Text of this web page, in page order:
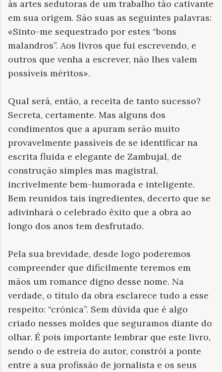
às artes sedutoras de um trabalho tão cativante
em sua origem. São suas as seguintes palavras:
«Sinto-me sequestrado por estes “bons
malandros”. Aos livros que fui escrevendo, e
outros que venha a escrever, não lhes valem
possíveis méritos».
Qual será, então, a receita de tanto sucesso?
Secreta, certamente. Mas alguns dos
condimentos que a apuram serão muito
provavelmente passíveis de se identificar na
escrita fluida e elegante de Zambujal, de
construção simples mas magistral,
incrivelmente bem-humorada e inteligente.
Bem reunidos tais ingredientes, decerto que se
adivinhará o celebrado êxito que a obra ao
longo dos anos tem desfrutado.
Pela sua brevidade, desde logo poderemos
compreender que dificilmente teremos em
mãos um romance digno desse nome. Na
verdade, o título da obra esclarece tudo a esse
respeito: “crónica”. Sem dúvida que é algo
criado nesses moldes que seguramos diante do
olhar. É pois importante lembrar que este livro,
sendo o de estreia do autor, constrói a ponte
entre a sua profissão de jornalista e os seus